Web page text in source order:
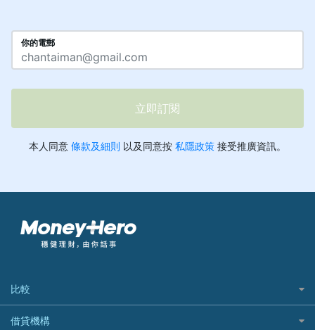
比較
私人貸款比較
借貸機構